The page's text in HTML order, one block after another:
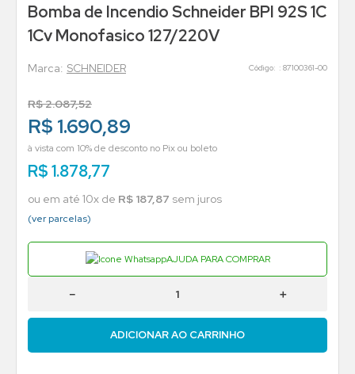
Bomba de Incendio Schneider BPI 92S 1C
1Cv Monofasico 127/220V
SCHNEIDER : 87100361-00
R$2.087,52
R$ 1.690,89
à vista com 10% de desconto no Pix ou boleto
R$1.878,77
ou em até 10x de R$ 187,87 sem juros
(ver parcelas)
AJUDA PARA COMPRAR
＋
－
ADICIONAR AO CARRINHO